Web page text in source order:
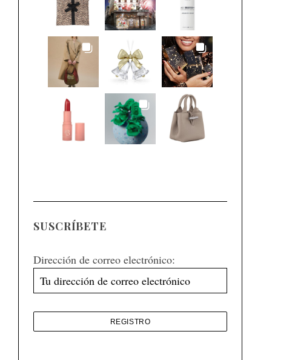
SUSCRÍBETE
Dirección de correo electrónico: